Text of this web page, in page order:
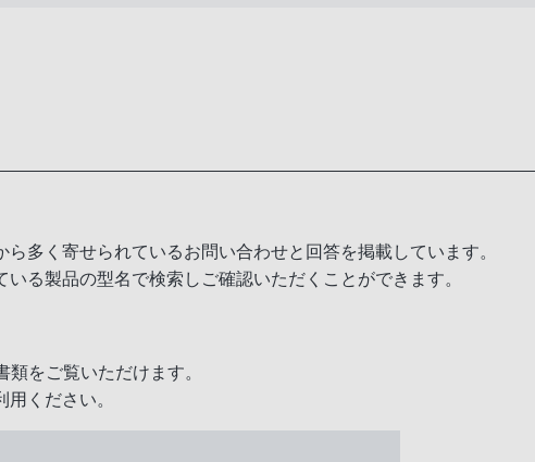
多く寄せられているお問い合わせと回答を掲載しています。
る製品の型名で検索しご確認いただくことができます。
をご覧いただけます。
ください。